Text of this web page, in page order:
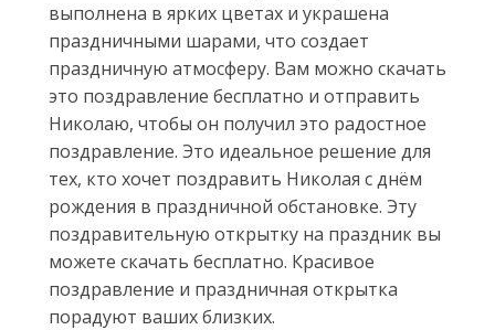
выполнена в ярких цветах и украшена
праздничными шарами, что создает
праздничную атмосферу. Вам можно скачать
это поздравление бесплатно и отправить
Николаю, чтобы он получил это радостное
поздравление. Это идеальное решение для
тех, кто хочет поздравить Николая с днём
рождения в праздничной обстановке. Эту
поздравительную открытку на праздник вы
можете скачать бесплатно. Красивое
поздравление и праздничная открытка
порадуют ваших близких.